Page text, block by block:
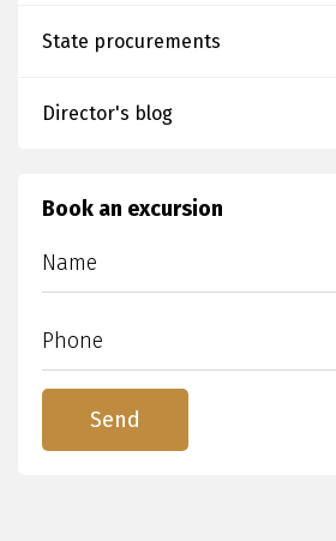
State procurements
Director's blog
Book an excursion